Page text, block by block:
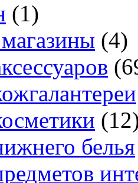
(1)
(4)
белья